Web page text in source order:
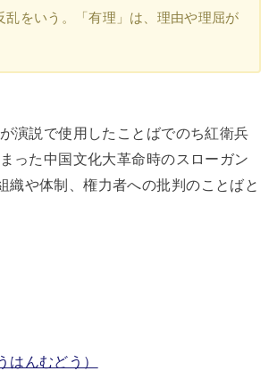
乱をいう。「有理」は、理由や理屈が
演説で使用したことばでのち紅衛兵
った中国文化大革命時のスローガン
織や体制、権力者への批判のことばと
はんむどう）